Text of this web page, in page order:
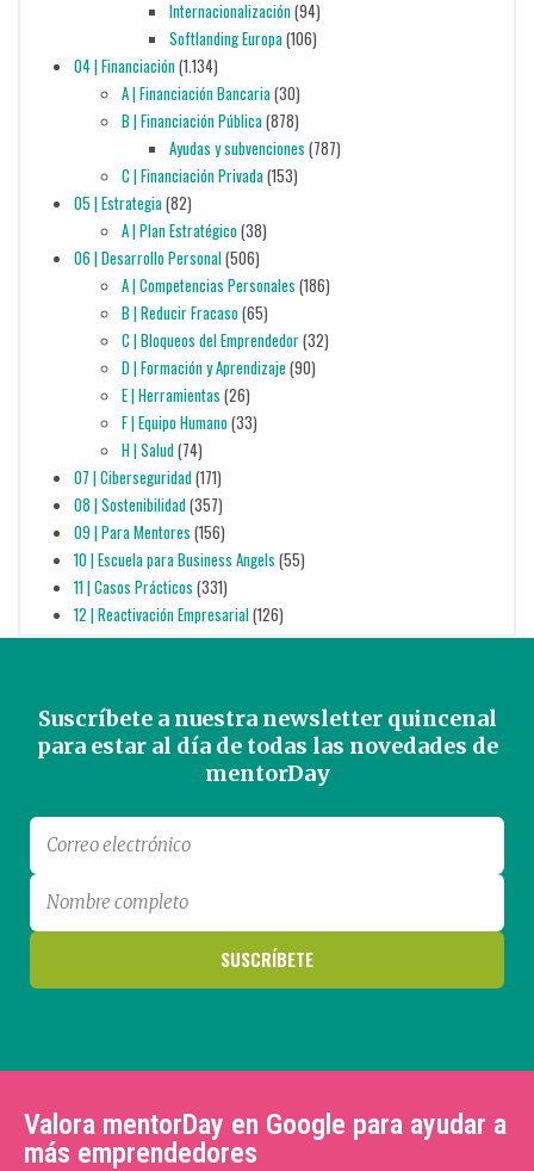
Internacionalización(94)
Softlanding Europa(106)
04 | Financiación(1.134)
A | Financiación Bancaria(30)
B | Financiación Pública(878)
Ayudas y subvenciones (787)
C | Financiación Privada(153)
05 | Estrategia(82)
A | Plan Estratégico(38)
06 | Desarrollo Personal(506)
A | Competencias Personales (186)
B | Reducir Fracaso(65)
C | Bloqueos del Emprendedor(32)
D | Formación y Aprendizaje (90)
E | Herramientas (26)
F | Equipo Humano(33)
H | Salud(74)
07 | Ciberseguridad(171)
08 | Sostenibilidad(357)
09 | Para Mentores (156)
10 | Escuela para Business Angels (55)
11 | Casos Prácticos (331)
12 | Reactivación Empresarial(126)
Suscríbete a nuestra newsletter quincenal
para estar al día de todas las novedades de
mentorDay
Valora mentorDay en Google para ayudar a
más emprendedores